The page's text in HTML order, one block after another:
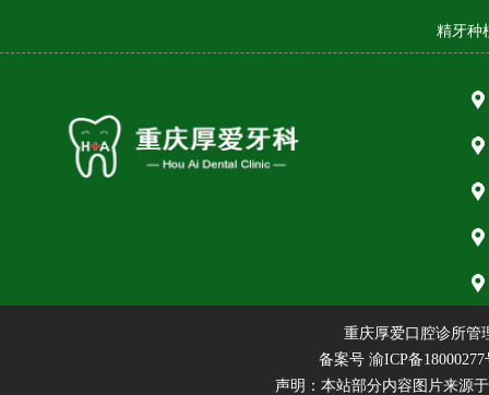
精牙种
重庆厚爱口腔诊所管
备案号 渝ICP备18000277
声明：本站部分内容图片来源